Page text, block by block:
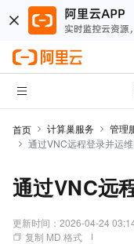
首页 计算巢服务 管理
通过VNC远程登录并运
通过VNC远
更新时间： 2026-04-24
复制 MD 格式